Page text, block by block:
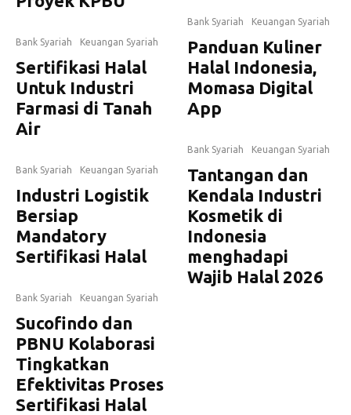
Bank Syariah Keuangan Syariah
Sertifikasi Halal
Untuk Industri
Farmasi di Tanah
Air
Bank Syariah Keuangan Syariah
Industri Logistik
Bersiap
Mandatory
Sertifikasi Halal
Bank Syariah Keuangan Syariah
Sucofindo dan
PBNU Kolaborasi
Tingkatkan
Efektivitas Proses
Sertifikasi Halal
Bank Syariah Keuangan Syariah
Panduan Kuliner
Halal Indonesia,
Momasa Digital
App
Bank Syariah Keuangan Syariah
Tantangan dan
Kendala Industri
Kosmetik di
Indonesia
menghadapi
Wajib Halal 2026